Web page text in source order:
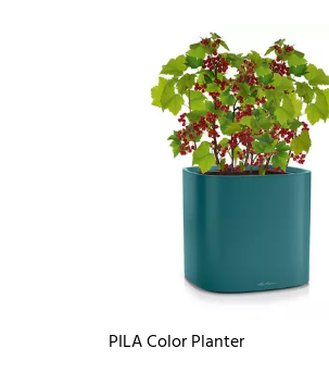
PILA Color Planter